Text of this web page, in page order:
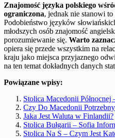
Znajomość języka polskiego
ograniczona, jednak nie stanowi
Podobieństwo języków
młodszych osób znajomość
porozumiewanie się. Warto
opiera się przede wszystkim na
kraju jako miejsca przyjaznego
na ten temat dokładnych danych
Powiązane wpisy:
Stolica Macedonii Północnej
Czy Do Macedonii Potrzebny
Jaka Jest Waluta w Finlandii?
Stolica Bułgarii – Sofia
Stolica Na S – Czym Jest